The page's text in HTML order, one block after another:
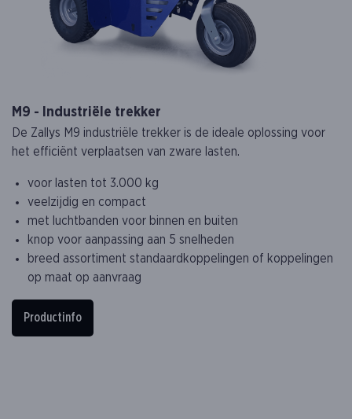
M9 - Industriële trekker
De Zallys M9 industriële trekker is de ideale oplossing voor
het efficiënt verplaatsen van zware lasten.
voor lasten tot 3.000 kg
veelzijdig en compact
met luchtbanden voor binnen en buiten
knop voor aanpassing aan 5 snelheden
breed assortiment standaardkoppelingen of koppelingen
op maat op aanvraag
Productinfo